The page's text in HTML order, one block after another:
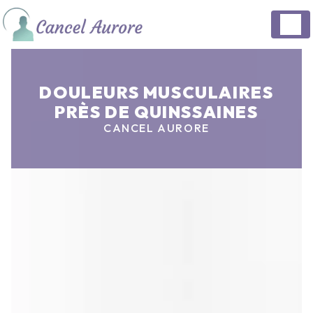
DOULEURS MUSCULAIRES
PRÈS DE QUINSSAINES
CANCEL AURORE
Panneau de gestion des cookies